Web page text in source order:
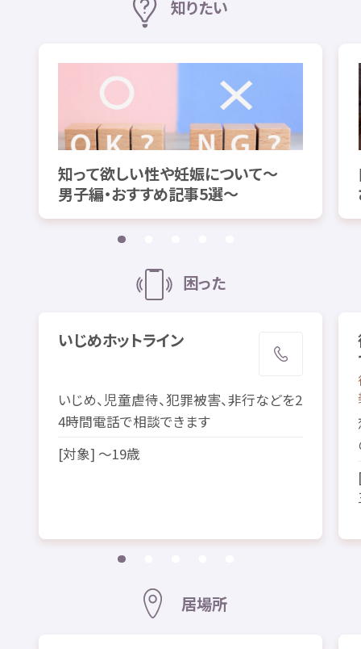
知りたい
知って欲しい性や妊娠について～
男子編・おすすめ記事5選～
困った
いじめホットライン
いじめ、 児童虐待、犯罪被害、非行などを2
4時間電話で相談できます
[対象] ～19歳
居場所